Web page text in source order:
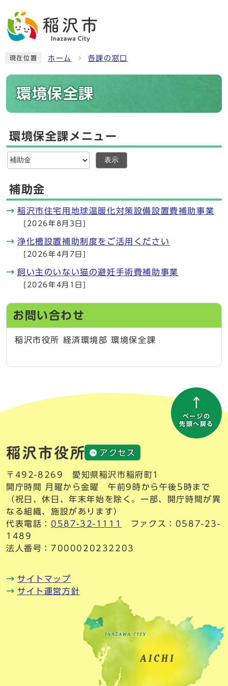
現在位置 ホーム 各課の窓口
環境保全課
環境保全課メニュー
表示
補助金
稲沢市住宅用地球温暖化対策設備設置費補助事業
[2026年8月3日]
浄化槽設置補助制度をご活用ください
[2026年4月7日]
飼い主のいない猫の避妊手術費補助事業
[2026年4月1日]
お問い合わせ
稲沢市役所 経済環境部 環境保全課
ページの
先頭へ戻る
アクセス
〒492-8269 愛知県稲沢市稲府町1
開庁時間 月曜から金曜 午前9時から午後5時まで
（祝日、休日、年末年始を除く。一部、開庁時間が異
なる組織、施設があります）
代表電話： 0587-32-1111
ファクス：0587-23-
1489
法人番号：7000020232203
サイトマップ
サイト運営方針